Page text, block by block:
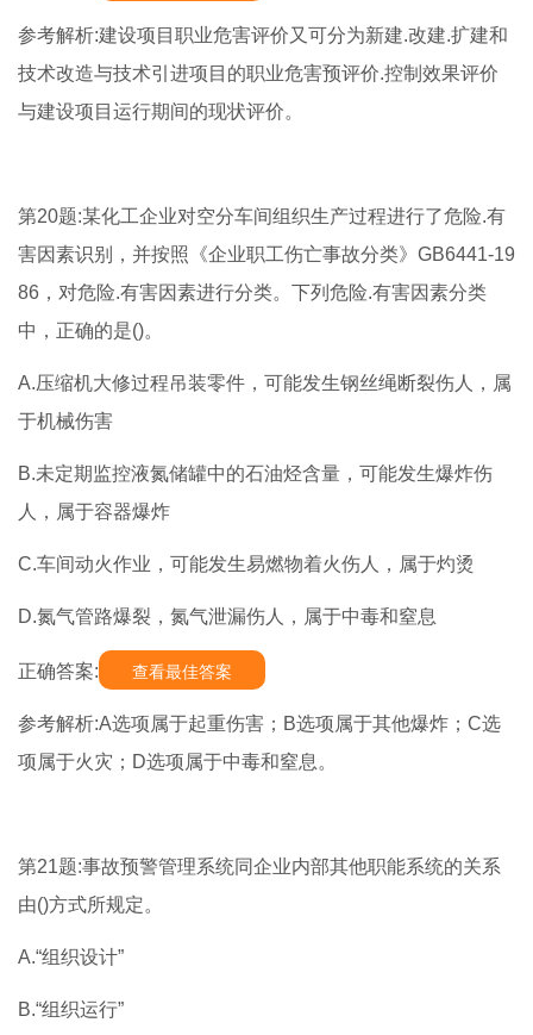
参考解析:建设项目职业危害评价又可分为新建.改建.扩建和
技术改造与技术引进项目的职业危害预评价.控制效果评价
与建设项目运行期间的现状评价。
第20题:某化工企业对空分车间组织生产过程进行了危险.有
害因素识别，并按照《企业职工伤亡事故分类》GB6441-19
86，对危险.有害因素进行分类。下列危险.有害因素分类
中，正确的是()。
A.压缩机大修过程吊装零件，可能发生钢丝绳断裂伤人，属
于机械伤害
B.未定期监控液氮储罐中的石油烃含量，可能发生爆炸伤
人，属于容器爆炸
C.车间动火作业，可能发生易燃物着火伤人，属于灼烫
D.氮气管路爆裂，氮气泄漏伤人，属于中毒和窒息
正确答案: 查看最佳答案
参考解析:A选项属于起重伤害；B选项属于其他爆炸；C选
项属于火灾；D选项属于中毒和窒息。
第21题:事故预警管理系统同企业内部其他职能系统的关系
由()方式所规定。
A.“组织设计”
B.“组织运行”